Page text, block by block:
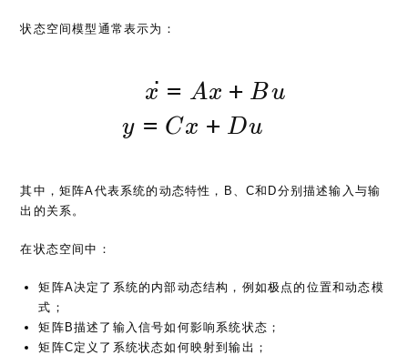
状态空间模型通常表示为：
\dot{x} = Ax +
y = Cx + Du
x
˙ = Ax + Bu
y = Cx + Du
其中，矩阵A代表系统的动态特性，B、C和D分别描述输入与输
出的关系。
在状态空间中：
矩阵A决定了系统的内部动态结构，例如极点的位置和动态模
式；
矩阵B描述了输入信号如何影响系统状态；
矩阵C定义了系统状态如何映射到输出；